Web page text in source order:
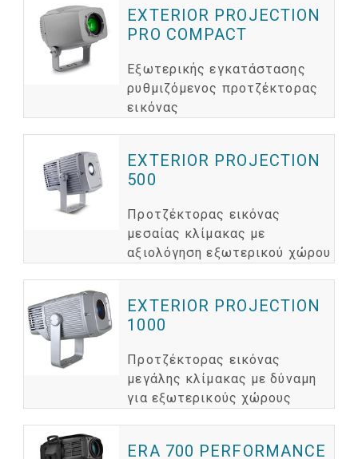
EXTERIOR PROJECTION
PRO COMPACT
Εξωτερικής εγκατάστασης
ρυθμιζόμενος προτζέκτορας
εικόνας
EXTERIOR PROJECTION
500
Προτζέκτορας εικόνας
μεσαίας κλίμακας με
αξιολόγηση εξωτερικού χώρου
EXTERIOR PROJECTION
1000
Προτζέκτορας εικόνας
μεγάλης κλίμακας με δύναμη
για εξωτερικούς χώρους
ERA 700 PERFORMANCE